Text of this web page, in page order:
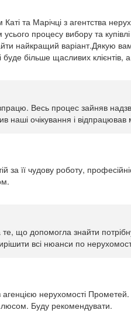
та Марічці з агентства
процесу вибору та
найкращий варіант.Дякую
більше щасливих клієнтів,
Весь процес зайняв
наші очікування і
за її чудову роботу,
те, що допомогла знайти
всі нюанси по
нерухомості
Буду рекомендувати.